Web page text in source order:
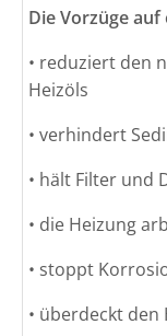
Die Vorzüge auf
• reduziert den
Heizöls
• verhindert
• hält Filter und
• die Heizung
• stoppt
• überdeckt den